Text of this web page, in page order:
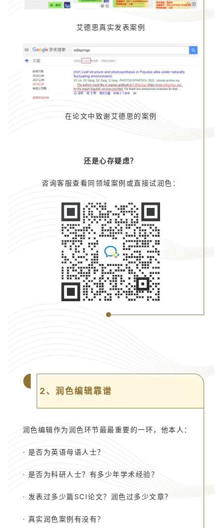
艾德思真实发表案例
在论文中致谢艾德思的案例
还是心存疑虑？
咨询客服查看同领域案例或直接试润色：
2、润色编辑靠谱
润色编辑作为润色环节最最重要的一环，他本人：
· 是否为英语母语人士？
· 是否为科研人士？有多少年学术经验？
· 发表过多少篇SCI论文？润色过多少文章？
· 真实润色案例有没有？